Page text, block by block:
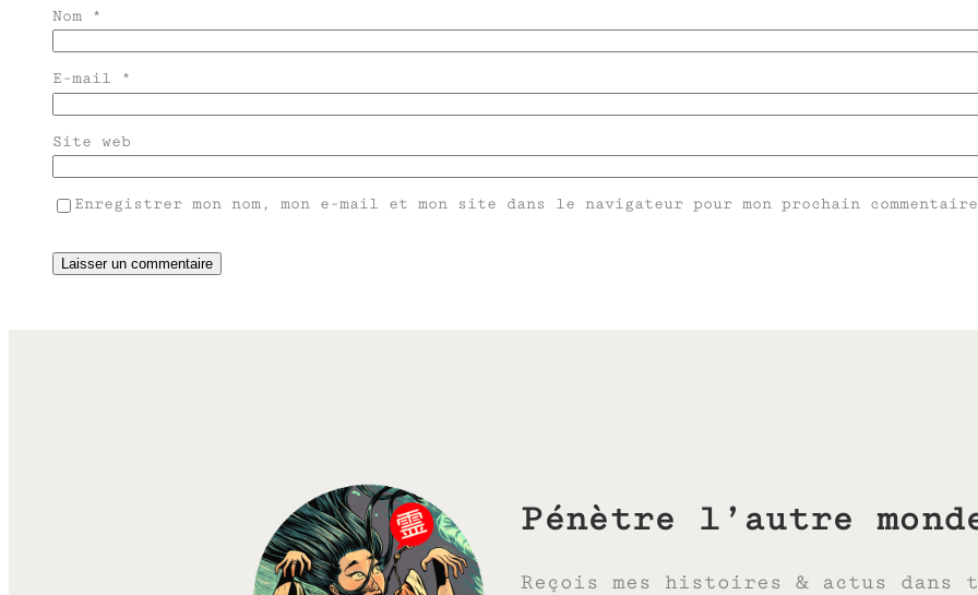
Nom *
E-mail *
Site web
Enregistrer mon nom, mon e-mail et mon site dans le navigateur pour mon prochain
Pénètre l’autre
Reçois mes histoires & actus